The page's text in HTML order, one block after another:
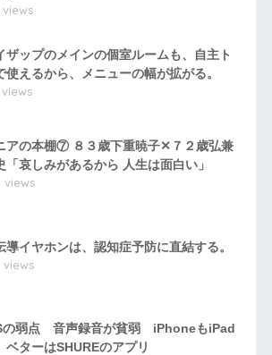
views
ザップのメインの個室ルームも、自主ト
使えるから、メニューの幅が拡がる。
views
アの本棚⑦ ８３歳下重暁子✕７２歳弘兼
「哀しみがあるから 人生は面白い」
views
導イヤホンは、認知症予防に直結する。
views
の弱点 音声録音が貧弱 iPhoneもiPad
ターはSHUREのアプリ